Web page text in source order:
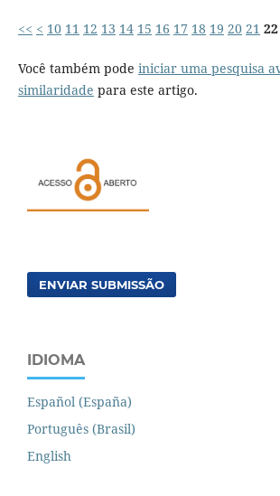
<< < 10 11 12 13 14 15 16 17 18 19 20 21 22
Você também pode iniciar uma pesquisa
similaridade para este artigo.
ENVIAR SUBMISSÃO
IDIOMA
Español (España)
Português (Brasil)
English